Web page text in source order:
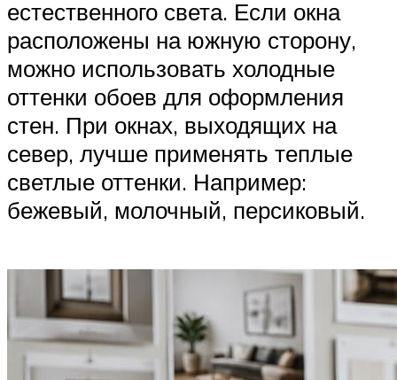
естественного света. Если окна
расположены на южную сторону,
можно использовать холодные
оттенки обоев для оформления
стен. При окнах, выходящих на
север, лучше применять теплые
светлые оттенки. Например:
бежевый, молочный, персиковый.